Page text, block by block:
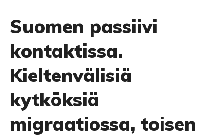
Suomen passiivi
kontaktissa.
Kieltenvälisiä
kytköksiä
migraatiossa, toisen